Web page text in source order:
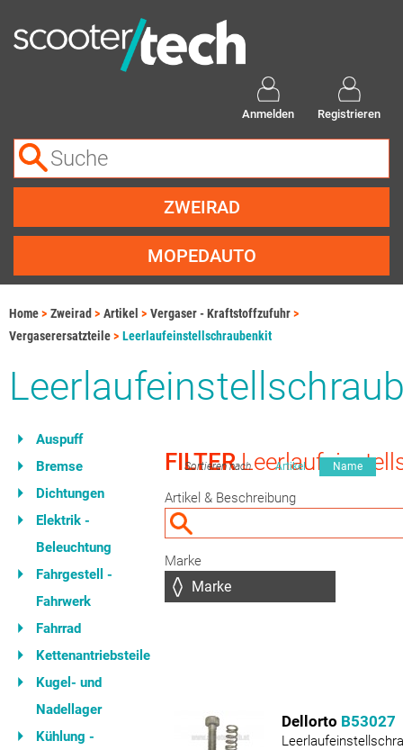
Anmelden Registrieren
ZWEIRAD
MOPEDAUTO
Home Zweirad Artikel
Vergaser - Kraftstoffzufuhr
Vergaserersatzteile
Leerlaufeinstellschraubenkit
Auspuff
Bremse
Dichtungen
Elektrik -
Beleuchtung
Fahrgestell -
Fahrwerk
Fahrrad
Kettenantriebsteile
Kugel- und
Nadellager
Kühlung -
FILTER
Sortieren nach Artikel Name
Artikel & Beschreibung
Marke
Dellorto B53027